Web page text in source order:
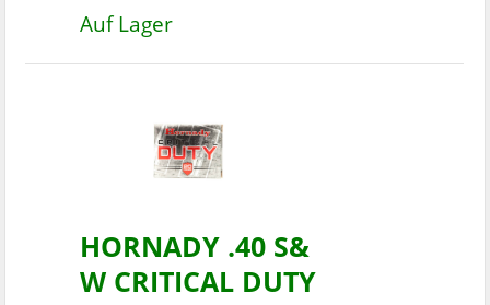
Auf Lager
HORNADY .40 S&
W CRITICAL DUTY